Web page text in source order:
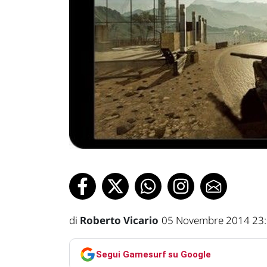
di Roberto Vicario 05 Novembre 2014
Segui Gamesurf su Google